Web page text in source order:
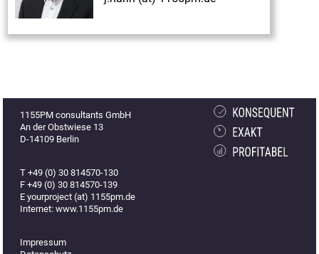
1155PM consultants GmbH
An der Obstwiese 13
D-14109 Berlin
T +49 (0) 30 814570-130
F +49 (0) 30 814570-139
E yourproject (at) 1155pm.de
Internet: www.1155pm.de
Impressum